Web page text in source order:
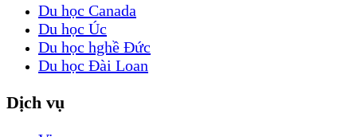
Du học Canada
Du học Úc
Du học hghề Đức
Du học Đài Loan
Dịch vụ